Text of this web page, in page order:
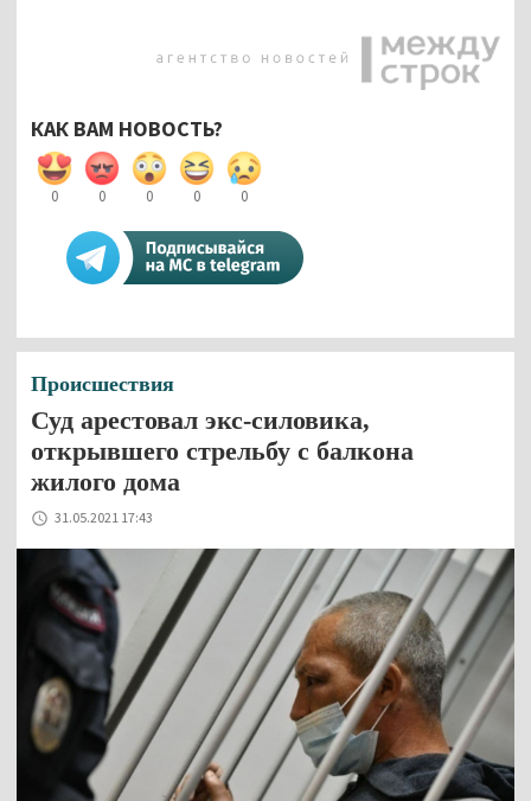
КАК ВАМ НОВОСТЬ?
0 0 0 0 0
Происшествия
Суд арестовал экс-силовика,
открывшего стрельбу с балкона
жилого дома
31.05.2021 17:43